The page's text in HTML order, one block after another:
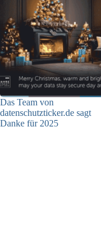
Das Team von
datenschutzticker.de sagt
Danke für 2025